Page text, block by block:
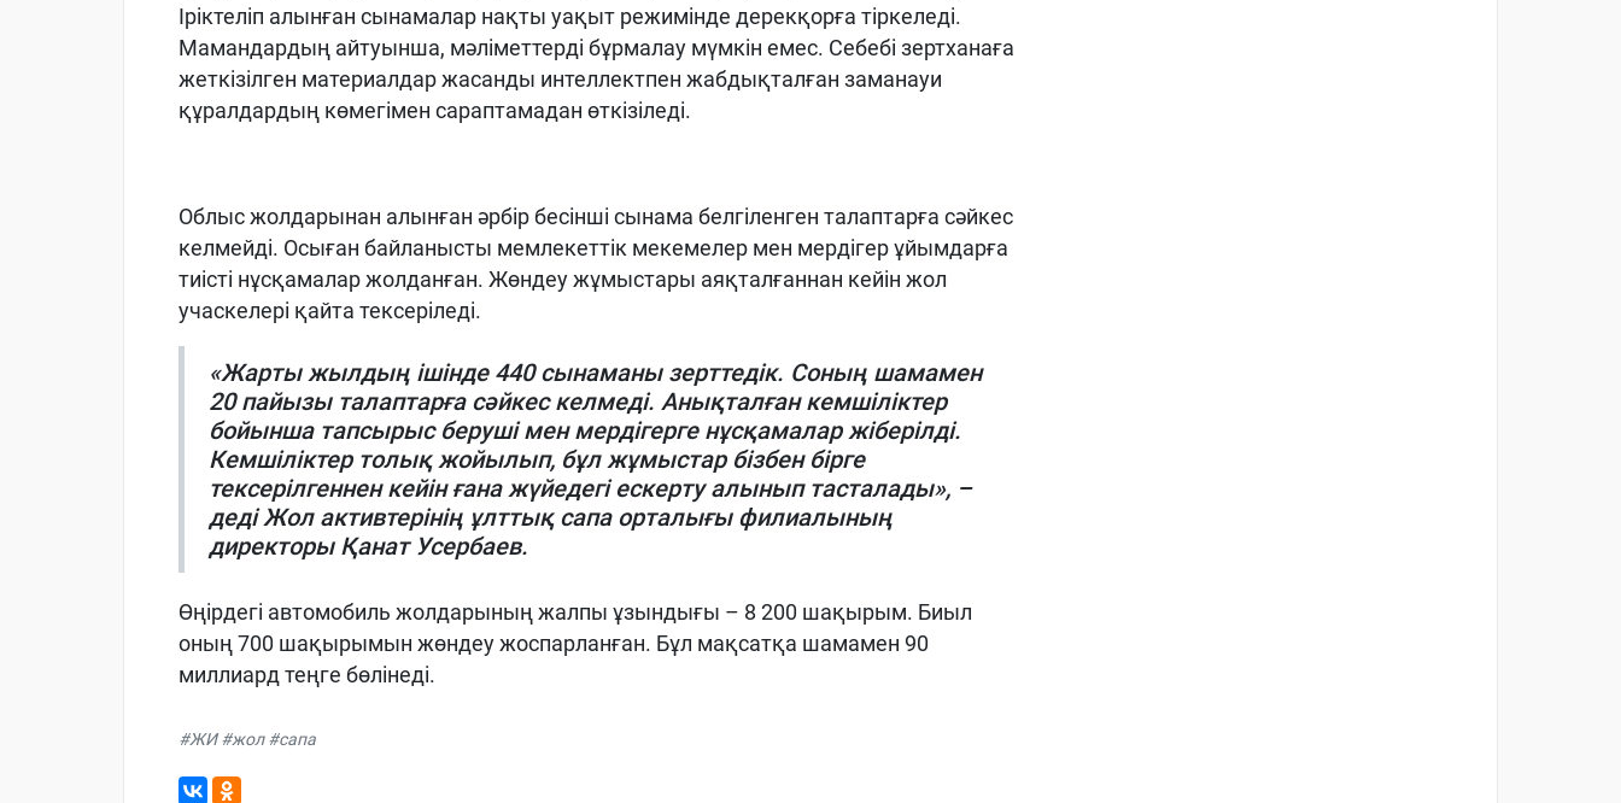
Іріктеліп алынған сынамалар нақты уақыт режимінде дерекқорға тіркеледі.
Мамандардың айтуынша, мәліметтерді бұрмалау мүмкін емес. Себебі зертханаға
жеткізілген материалдар жасанды интеллектпен жабдықталған заманауи
құралдардың көмегімен сараптамадан өткізіледі.
Облыс жолдарынан алынған әрбір бесінші сынама белгіленген талаптарға сәйкес
келмейді. Осыған байланысты мемлекеттік мекемелер мен мердігер ұйымдарға
тиісті нұсқамалар жолданған. Жөндеу жұмыстары аяқталғаннан кейін жол
учаскелері қайта тексеріледі.
«Жарты жылдың ішінде 440 сынаманы зерттедік. Соның шамамен
20 пайызы талаптарға сәйкес келмеді. Анықталған кемшіліктер
бойынша тапсырыс беруші мен мердігерге нұсқамалар жіберілді.
Кемшіліктер толық жойылып, бұл жұмыстар бізбен бірге
тексерілгеннен кейін ғана жүйедегі ескерту алынып тасталады», –
деді Жол активтерінің ұлттық сапа орталығы филиалының
директоры Қанат Усербаев.
Өңірдегі автомобиль жолдарының жалпы ұзындығы – 8 200 шақырым. Биыл
оның 700 шақырымын жөндеу жоспарланған. Бұл мақсатқа шамамен 90
миллиард теңге бөлінеді.
#ЖИ #жол #сапа